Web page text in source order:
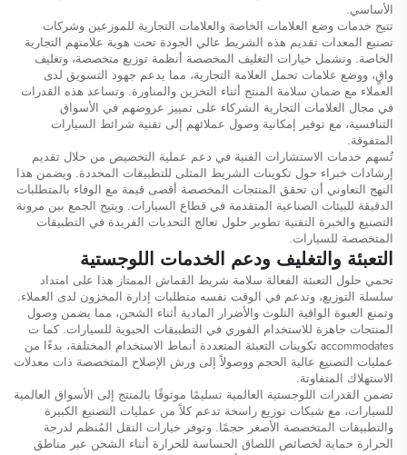
الأساسي.
تتيح خدمات وضع العلامات الخاصة والعلامات التجارية للموزعين وشركات
تصنيع المعدات تقديم هذه الشريط عالي الجودة تحت هوية علامتهم التجارية
الخاصة. وتشمل خيارات التغليف المخصصة أنظمة توزيع متخصصة، وتغليف
واقٍ، ووضع علامات تحمل العلامة التجارية، مما يدعم جهود التسويق لدى
العملاء مع ضمان سلامة المنتج أثناء التخزين والمناورة. وتساعد هذه القدرات
في مجال العلامات التجارية الشركاء على تمييز عروضهم في الأسواق
التنافسية، مع توفير إمكانية وصول عملائهم إلى تقنية شرائط السيارات
المتفوقة.
تُسهم خدمات الاستشارات الفنية في دعم عملية التخصيص من خلال تقديم
إرشادات خبراء حول تكوينات الشريط المثلى للتطبيقات المحددة. ويضمن هذا
النهج التعاوني أن تحقق المنتجات المخصصة أقصى قيمة مع الوفاء بالمتطلبات
الدقيقة للبيئات الصناعية المتقدمة في قطاع السيارات. ويتيح الجمع بين مرونة
التصنيع والخبرة التقنية تطوير حلول تعالج التحديات الفريدة في التطبيقات
المتخصصة للسيارات.
التعبئة والتغليف ودعم الخدمات اللوجستية
تحمي حلول التعبئة الفعالة سلامة شريط القماش الممتاز هذا على امتداد
سلسلة التوزيع، وتدعم في الوقت نفسه متطلبات إدارة المخزون لدى العملاء.
وتمنع العبوة الواقية التلوث والأضرار المادية أثناء الشحن، مما يضمن وصول
المنتجات جاهزة للاستخدام الفوري في التطبيقات الحيوية للسيارات. كما ت
accommodates تكوينات التعبئة المتعددة أنماط الاستخدام المختلفة، بدءًا من
عمليات التصنيع عالية الحجم ووصولاً إلى ورش الإصلاح المتخصصة ذات معدلات
الاستهلاك المتفاوتة.
تضمن القدرات اللوجستية العالمية تسليمًا موثوقًا بالمنتج إلى الأسواق العالمية
للسيارات، مع شبكات توزيع راسخة تدعم كلاً من عمليات التصنيع الكبيرة
والتطبيقات المتخصصة الأصغر حجمًا. وتوفر خيارات النقل المُنظم لدرجة
الحرارة حماية لخصائص اللصاق الحساسة للحرارة أثناء الشحن عبر مناطق